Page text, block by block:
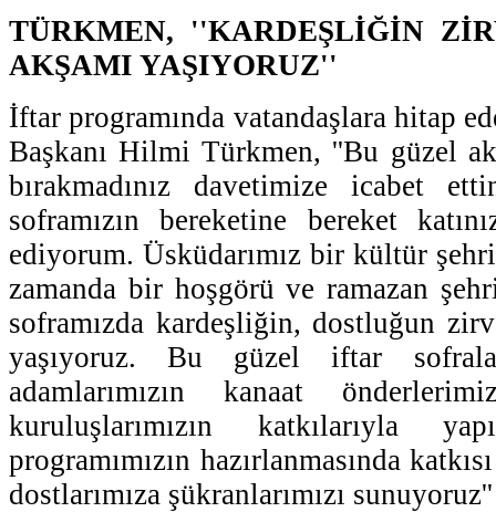
TÜRKMEN, ''KARDEŞLİĞİN
AKŞAMI YAŞIYORUZ''
İftar programında vatandaşlara hitap
Başkanı Hilmi Türkmen, ''Bu güzel
bırakmadınız davetimize icabet
soframızın bereketine bereket
ediyorum. Üsküdarımız bir kültür
zamanda bir hoşgörü ve ramazan
soframızda kardeşliğin, dostluğun
yaşıyoruz. Bu güzel iftar
adamlarımızın kanaat
kuruluşlarımızın katkılarıyla
programımızın hazırlanmasında
dostlarımıza şükranlarımızı